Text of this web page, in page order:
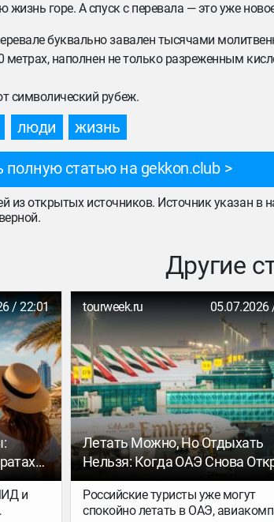
горе. А спуск с перевала — это уже
буквально завален тысячами
метрах, наполнен не только разреженным
символический рубеж.
люди жизнь
полную статью на gekkon.club
из открытых источников. Источник указан
Другие
/ 22:01
и
tourweek.ru 05.07.2026
Летать Можно, Но Отдыхать
Нельзя: Когда ОАЭ Снова
Для Туров Из России
Российские туристы уже могут
спокойно летать в ОАЭ,